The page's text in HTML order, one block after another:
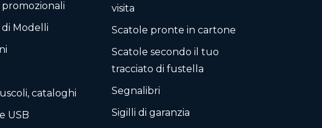
Modelli
cataloghi
USB
visita
Scatole pronte in cartone
Scatole secondo il tuo
tracciato di fustella
Segnalibri
Sigilli di garanzia